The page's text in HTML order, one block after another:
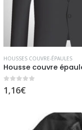
HOUSSES COUVRE-ÉPAULES
0 sur 5
1,16€